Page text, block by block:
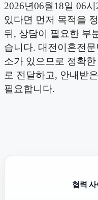
2026년06월18일 06
있다면 먼저 목적을
뒤, 상담이 필요한 부
습니다. 대전이혼전
소가 있으므로 정확
로 전달하고, 안내받
필요합니다.
협력